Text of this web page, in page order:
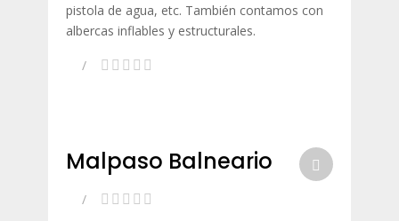
pistola de agua, etc. También contamos con
albercas inflables y estructurales.
Malpaso Balneario